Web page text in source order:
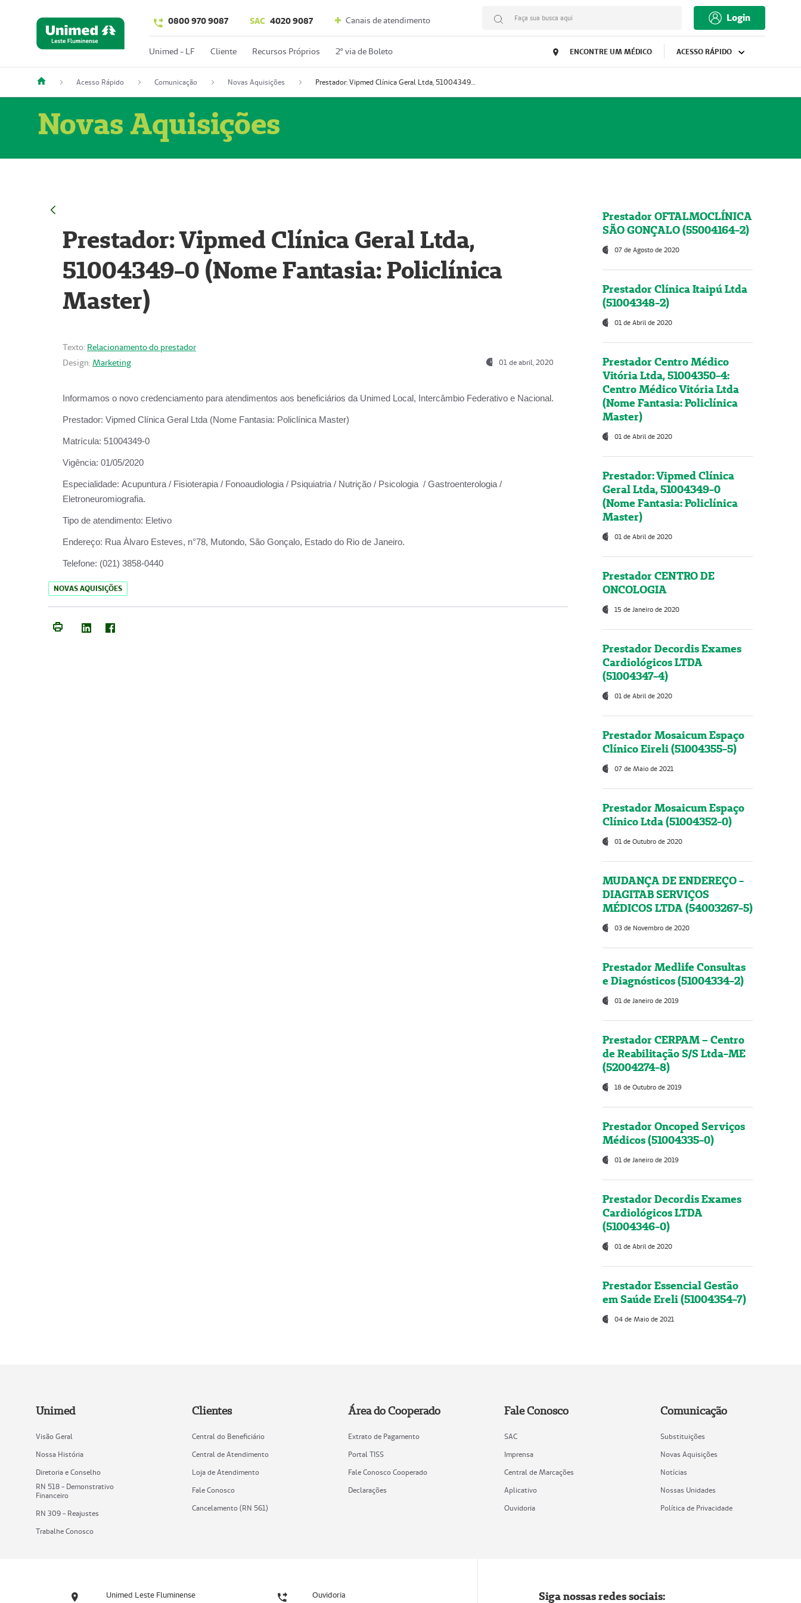
0800 970 9087 SAC 4020 9087 Canais de atendimento Faça sua busca aqui Login
Unimed - LF Cliente Recursos Próprios 2º via de Boleto ENCONTRE UM MÉDICO ACESSO RÁPIDO
Acesso Rápido Comunicação Novas Aquisições Prestador: Vipmed Clínica Geral Ltda, 51004349-0 (Nome Fantasia: Policlínica Master)
Novas Aquisições
Prestador: Vipmed Clínica Geral Ltda,
51004349-0 (Nome Fantasia: Policlínica
Master)
Texto: Relacionamento do prestador
Design: Marketing 01 de abril, 2020
Informamos o novo credenciamento para atendimentos aos beneficiários da Unimed Local, Intercâmbio Federativo e Nacional.
Prestador: Vipmed Clínica Geral Ltda (Nome Fantasia: Policlínica Master)
Matrícula: 51004349-0
Vigência: 01/05/2020
Especialidade: Acupuntura / Fisioterapia / Fonoaudiologia / Psiquiatria / Nutrição / Psicologia / Gastroenterologia /
Eletroneuromiografia.
Tipo de atendimento: Eletivo
Endereço: Rua Àlvaro Esteves, n°78, Mutondo, São Gonçalo, Estado do Rio de Janeiro.
Telefone: (021) 3858-0440
NOVAS AQUISIÇÕES
Prestador OFTALMOCLÍNICA
SÃO GONÇALO (55004164-2)
07 de Agosto de 2020
Prestador Clínica Itaipú Ltda
(51004348-2)
01 de Abril de 2020
Prestador Centro Médico
Vitória Ltda, 51004350-4:
Centro Médico Vitória Ltda
(Nome Fantasia: Policlínica
Master)
01 de Abril de 2020
Prestador: Vipmed Clínica
Geral Ltda, 51004349-0
(Nome Fantasia: Policlínica
Master)
01 de Abril de 2020
Prestador CENTRO DE
ONCOLOGIA
15 de Janeiro de 2020
Prestador Decordis Exames
Cardiológicos LTDA
(51004347-4)
01 de Abril de 2020
Prestador Mosaicum Espaço
Clínico Eireli (51004355-5)
07 de Maio de 2021
Prestador Mosaicum Espaço
Clínico Ltda (51004352-0)
01 de Outubro de 2020
MUDANÇA DE ENDEREÇO -
DIAGITAB SERVIÇOS
MÉDICOS LTDA (54003267-5)
03 de Novembro de 2020
Prestador Medlife Consultas
e Diagnósticos (51004334-2)
01 de Janeiro de 2019
Prestador CERPAM – Centro
de Reabilitação S/S Ltda-ME
(52004274-8)
18 de Outubro de 2019
Prestador Oncoped Serviços
Médicos (51004335-0)
01 de Janeiro de 2019
Prestador Decordis Exames
Cardiológicos LTDA
(51004346-0)
01 de Abril de 2020
Prestador Essencial Gestão
em Saúde Ereli (51004354-7)
04 de Maio de 2021
Unimed
Visão Geral
Nossa História
Diretoria e Conselho
RN 518 - Demonstrativo
Financeiro
RN 309 - Reajustes
Trabalhe Conosco
Clientes
Central do Beneficiário
Central de Atendimento
Loja de Atendimento
Fale Conosco
Cancelamento (RN 561)
Área do Cooperado
Extrato de Pagamento
Portal TISS
Fale Conosco Cooperado
Declarações
Fale Conosco
SAC
Imprensa
Central de Marcações
Aplicativo
Ouvidoria
Comunicação
Substituições
Novas Aquisições
Notícias
Nossas Unidades
Política de Privacidade
Unimed Leste Fluminense Ouvidoria Siga nossas redes sociais: